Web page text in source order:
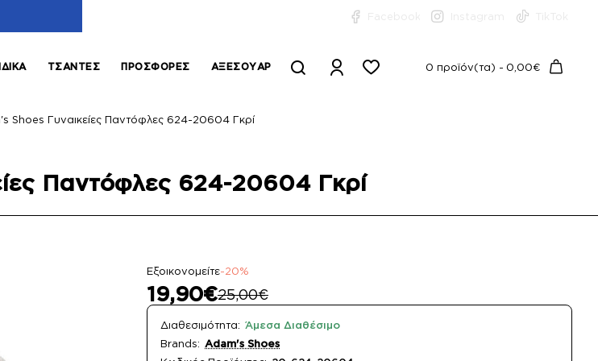
ΤΣΆΝΤΕΣ ΠΡΟΣΦΟΡΈΣ ΑΞΕΣΟΥΆΡ 0 προϊόν(τα) - 0,00€
Παντόφλες 624-20604 Γκρί
Shoes Γυναικείες Παντόφλες 624-20604 Γκρί
Εξοικονομείτε-20%
19,90€25,00€
Διαθεσιμότητα: Άμεσα Διαθέσιμο
Brands: Adam's Shoes